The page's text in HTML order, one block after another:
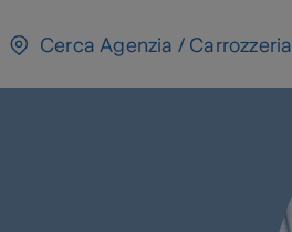
Cerca Agenzia / Carrozzeria